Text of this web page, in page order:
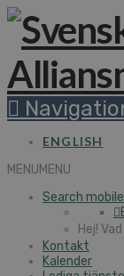
ENGLISH
MENUMENU
Search mobile
Hej!
Kontakt
Kalender